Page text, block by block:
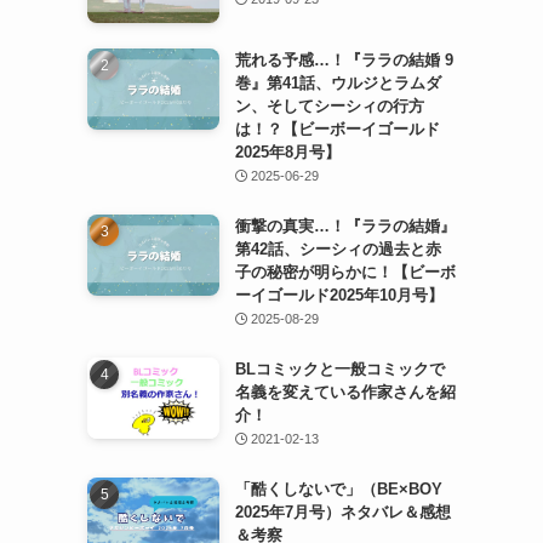
荒れる予感…！『ララの結婚 9
巻』第41話、ウルジとラムダ
ン、そしてシーシィの行方
は！？【ビーボーイゴールド
2025年8月号】
2025-06-29
衝撃の真実…！『ララの結婚』
第42話、シーシィの過去と赤
子の秘密が明らかに！【ビーボ
ーイゴールド2025年10月号】
2025-08-29
BLコミックと一般コミックで
名義を変えている作家さんを紹
介！
2021-02-13
「酷くしないで」（BE×BOY
2025年7月号）ネタバレ＆感想
＆考察